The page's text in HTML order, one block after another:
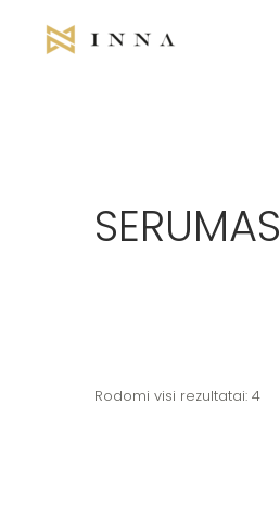
SERUMAS
Rodomi visi rezultatai: 4